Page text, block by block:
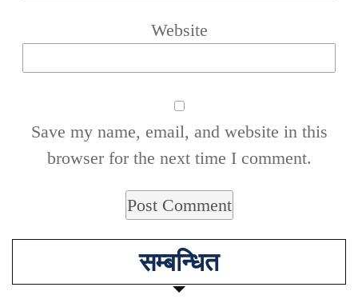
Website
Save my name, email, and website in this
browser for the next time I comment.
सम्बन्धित